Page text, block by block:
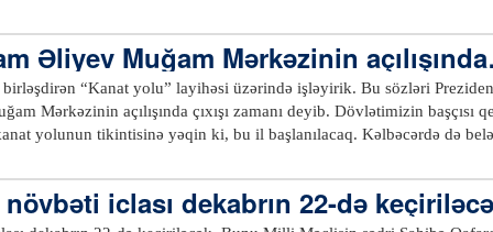
barədə Azərbaycan Respublikasının Konstitusiya Qanunu (II
Yayımları Şirkəti Yayım Şurasının üzvlərinin seçilməsi haqqında; 7.
və qarşılıqlı yardım haqqında Saziş”in təsdiq edilməsi barədə
“Əməyin Təhlükəsizliyi və
Əsasları haqqında” 187 nömrəli Konvensiyasının təsdiq
Əliyev Muğam Mərkəzinin
“Kanat yolu” layihəsi üzərində işləyirik. Bu sözləri
açılışında çıxışı zamanı deyib. Dövlətimizin başçısı qeyd
yolunun tikintisinə yəqin ki, bu il başlanılacaq. Kəlbəcərdə də belə
iclası dekabrın 22-də